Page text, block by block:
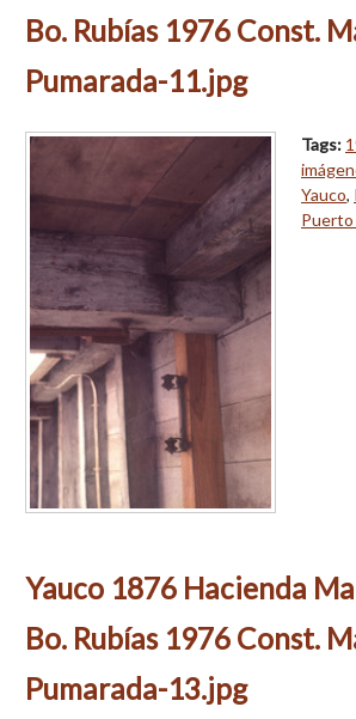
Bo. Rubías 1976 Const.
Pumarada-11.jpg
Tags:
Yauco,
Puerto
Yauco 1876 Hacienda
Bo. Rubías 1976 Const.
Pumarada-13.jpg